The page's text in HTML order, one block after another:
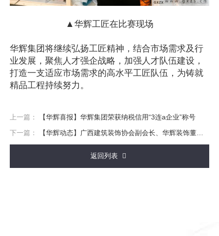
▲华辉工匠在比赛现场
华辉集团将继续弘扬工匠精神，结合市场需求及行
业发展，聚焦人才强企战略，加强人才队伍建设，
打造一支适应市场需求的高水平工匠队伍，为铸就
精品工程持续努力。
上一篇：
【华辉喜报】华辉集团荣获纳税信用“3连a企业”称号
下一篇：
【华辉动态】广西建筑装饰协会副会长、华辉装饰董事长杨景忠出席精品装饰工程创优公益分享会
返回列表